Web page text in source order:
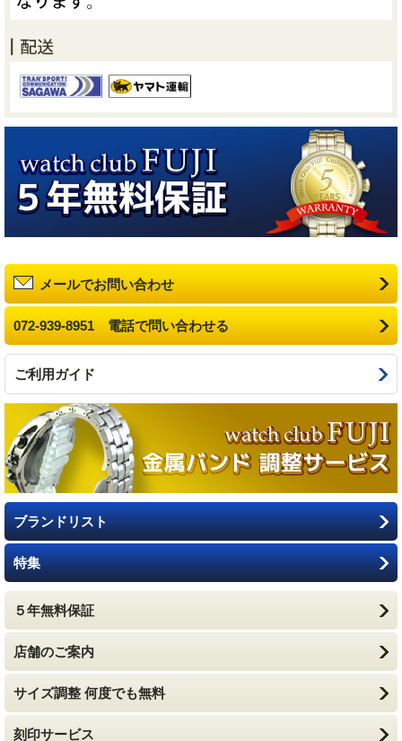
メールでお問い合わせ
072-939-8951 電話で問い合わせる
ご利用ガイド
ブランドリスト
特集
５年無料保証
店舗のご案内
サイズ調整 何度でも無料
刻印サービス